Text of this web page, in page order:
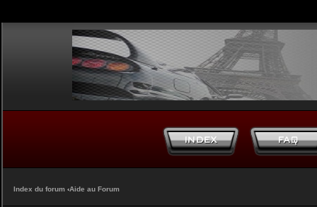
Index du forum ‹Aide au Forum